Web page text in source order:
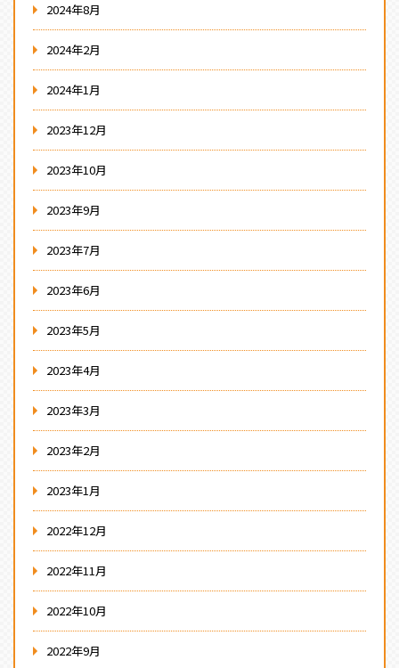
2024年8月
2024年2月
2024年1月
2023年12月
2023年10月
2023年9月
2023年7月
2023年6月
2023年5月
2023年4月
2023年3月
2023年2月
2023年1月
2022年12月
2022年11月
2022年10月
2022年9月